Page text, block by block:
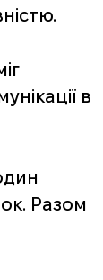
в
Разом